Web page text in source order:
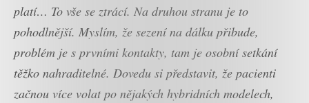
platí… To vše se ztrácí. Na druhou stranu je to
pohodlnější. Myslím, že sezení na dálku přibude,
problém je s prvními kontakty, tam je osobní setkání
těžko nahraditelné. Dovedu si představit, že pacienti
začnou více volat po nějakých hybridních modelech,